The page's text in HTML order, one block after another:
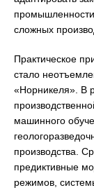
сложных
Практическое
стало
«Норникеля». В
машинного
производства.
предиктивные
режимов,